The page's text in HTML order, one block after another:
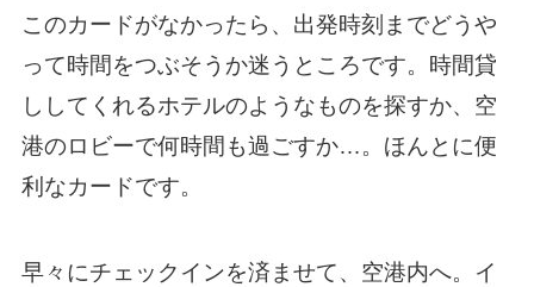
このカードがなかったら、出発時刻までどうや
って時間をつぶそうか迷うところです。時間貸
ししてくれるホテルのようなものを探すか、空
港のロビーで何時間も過ごすか…。ほんとに便
利なカードです。
早々にチェックインを済ませて、空港内へ。イ